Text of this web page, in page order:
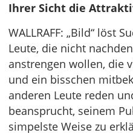
Ihrer Sicht die
WALLRAFF: „Bild“ löst
Leute, die nicht
anstrengen wollen, die
und ein bisschen
anderen Leute reden
beansprucht, seinem
simpelste Weise zu